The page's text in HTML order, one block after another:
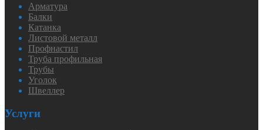
Арматура
Балки
Катанка
Листовой металл
Профнастил
Труба профильная
Трубы
Уголок
Швеллер
Услуги